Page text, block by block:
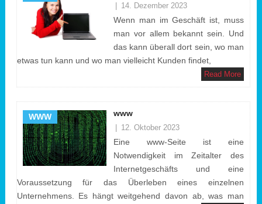
14. Dezember 2023
Wenn man im Geschäft ist, muss
man vor allem bekannt sein. Und
das kann überall dort sein, wo man
etwas tun kann und wo man vielleicht Kunden findet,
Read More
WWW www
12. Oktober 2023
Eine www-Seite ist eine
Notwendigkeit im Zeitalter des
Internetgeschäfts und eine
Voraussetzung für das Überleben eines einzelnen
Unternehmens. Es hängt weitgehend davon ab, was man